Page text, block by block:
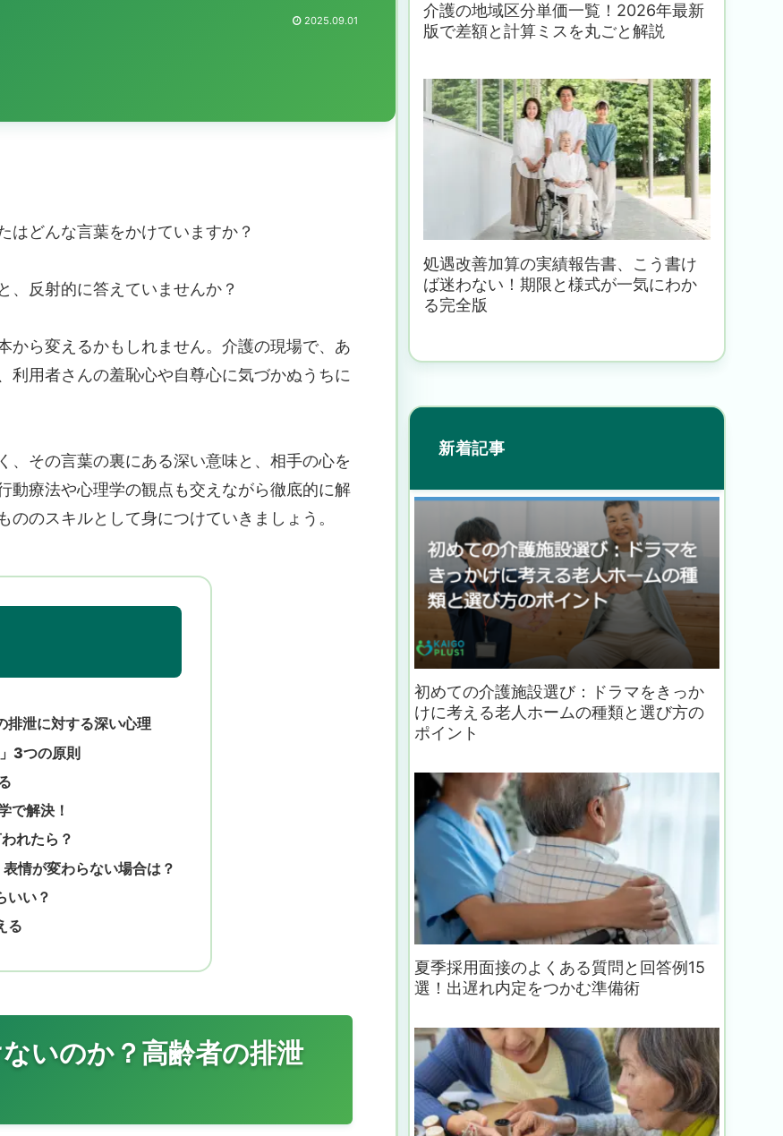
2025.09.01
はどんな言葉をかけていますか？
、反射的に答えていませんか？
から変えるかもしれません。介護の現場で、あ
利用者さんの羞恥心や自尊心に気づかぬうちに
、その言葉の裏にある深い意味と、相手の心を
動療法や心理学の観点も交えながら徹底的に解
のスキルとして身につけていきましょう。
排泄に対する深い心理
3つの原則
で解決！
れたら？
情が変わらない場合は？
いい？
る
いのか？高齢者の排泄
介護の地域区分単価一覧！2026年最新
版で差額と計算ミスを丸ごと解説
処遇改善加算の実績報告書、こう書け
ば迷わない！期限と様式が一気にわか
る完全版
新着記事
初めての介護施設選び：ドラマをきっか
けに考える老人ホームの種類と選び方の
ポイント
夏季採用面接のよくある質問と回答例15
選！出遅れ内定をつかむ準備術